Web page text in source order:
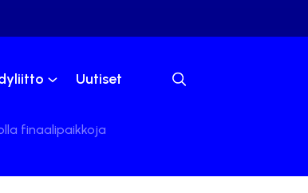
Uutiset
finaalipaikkoja